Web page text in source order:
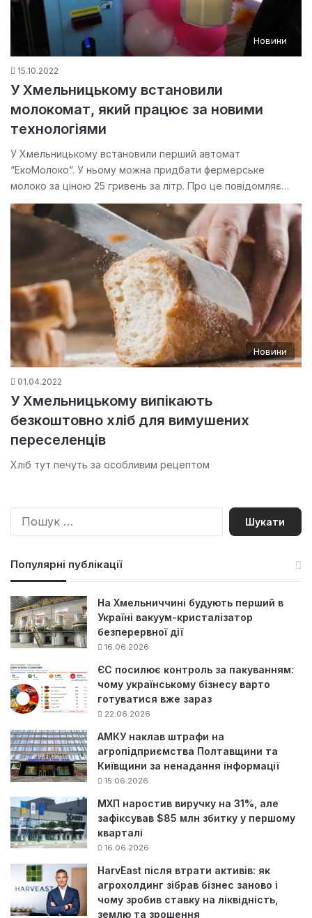
Новини
15.10.2022
У Хмельницькому встановили
молокомат, який працює за новими
технологіями
У Хмельницькому встановили перший автомат
“ЕкоМолоко”. У ньому можна придбати фермерське
молоко за ціною 25 гривень за літр. Про це повідомляє…
Новини
01.04.2022
У Хмельницькому випікають
безкоштовно хліб для вимушених
переселенців
Хліб тут печуть за особливим рецептом
П
Популярні публікації
На Хмельниччині будують перший в
Україні вакуум-кристалізатор
безперервної дії
16.06.2026
ЄС посилює контроль за пакуванням:
чому українському бізнесу варто
готуватися вже зараз
22.06.2026
АМКУ наклав штрафи на
агропідприємства Полтавщини та
Київщини за ненадання інформації
15.06.2026
МХП наростив виручку на 31%, але
зафіксував $85 млн збитку у першому
кварталі
16.06.2026
HarvEast після втрати активів: як
агрохолдинг зібрав бізнес заново і
чому зробив ставку на ліквідність,
землю та зрошення